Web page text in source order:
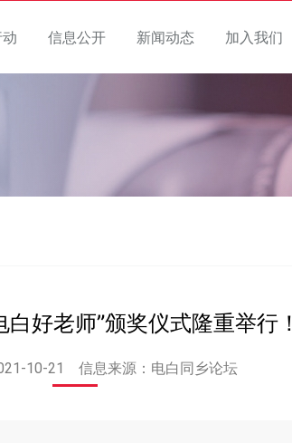
信息公开 新闻动态 加入我们
白好老师”颁奖仪式隆重举行！
10-21 信息来源：电白同乡论坛